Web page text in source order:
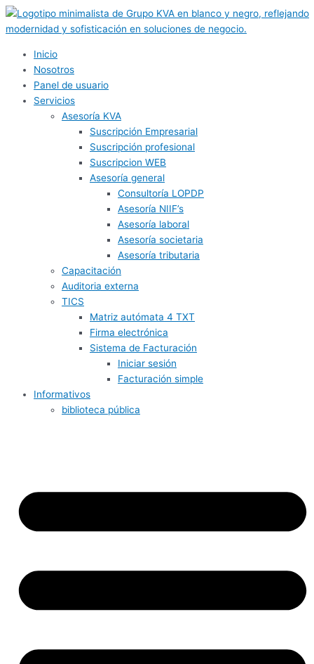
Ir
Inicio
Nosotros
Panel de usuario
Servicios
Asesoría KVA
Suscripción Empresarial
Suscripción profesional
Suscripcion WEB
Asesoría general
Consultoría LOPDP
Asesoría NIIF’s
Asesoría laboral
Asesoría societaria
Asesoría tributaria
Capacitación
Auditoria externa
TICS
Matriz autómata 4 TXT
Firma electrónica
Sistema de Facturación
Iniciar sesión
Facturación simple
Informativos
biblioteca pública